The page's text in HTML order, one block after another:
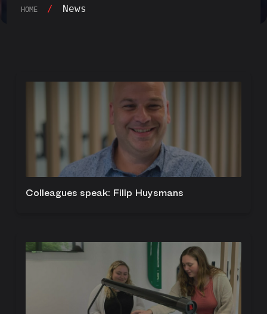
HOME / News
Colleagues speak: Filip Huysmans